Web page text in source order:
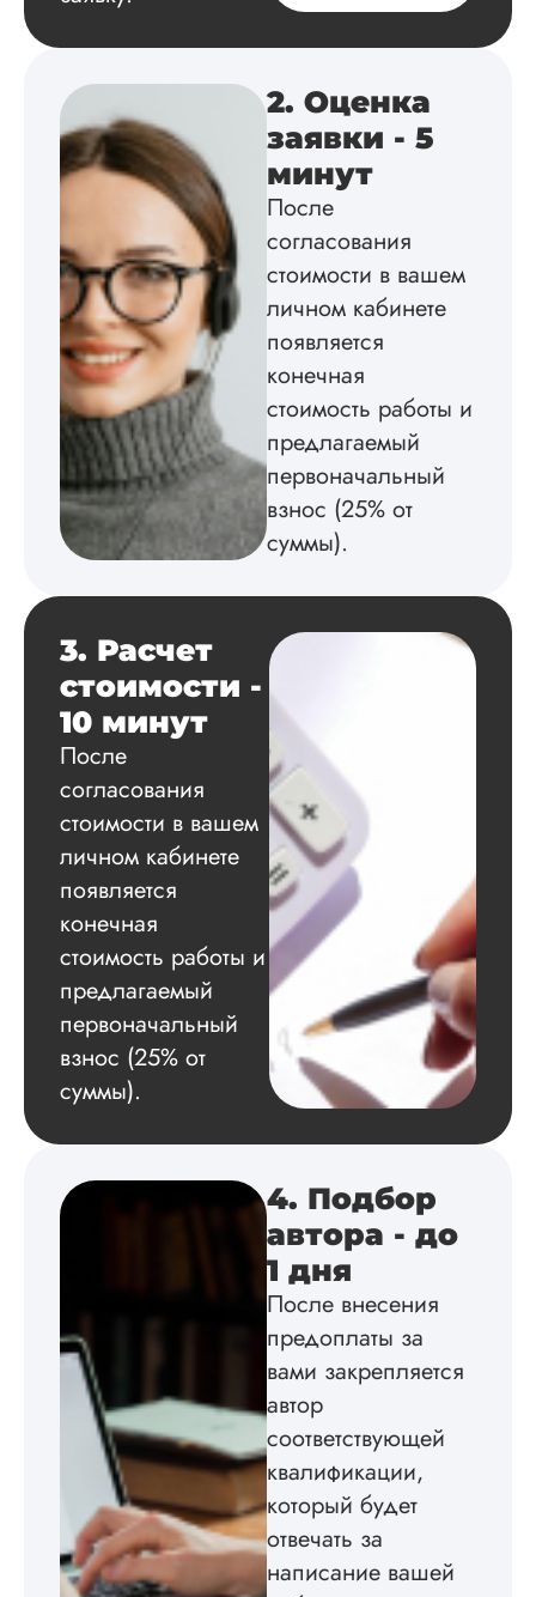
2. Оценка
заявки - 5
минут
После
согласования
стоимости в вашем
личном кабинете
появляется
конечная
стоимость работы и
предлагаемый
первоначальный
взнос (25% от
суммы).
3. Расчет
стоимости -
10 минут
После
согласования
стоимости в вашем
личном кабинете
появляется
конечная
стоимость работы и
предлагаемый
первоначальный
взнос (25% от
суммы).
4. Подбор
автора - до
1 дня
После внесения
предоплаты за
вами закрепляется
автор
соответствующей
квалификации,
который будет
отвечать за
написание вашей